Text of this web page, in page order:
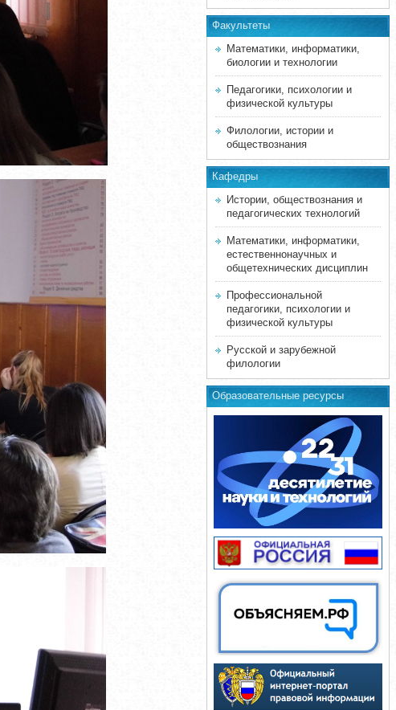
Факультеты
Математики, информатики,
биологии и технологии
Педагогики, психологии и
физической культуры
Филологии, истории и
обществознания
Кафедры
Истории, обществознания и
педагогических технологий
Математики, информатики,
естественнонаучных и
общетехнических дисциплин
Профессиональной
педагогики, психологии и
физической культуры
Русской и зарубежной
филологии
Образовательные ресурсы